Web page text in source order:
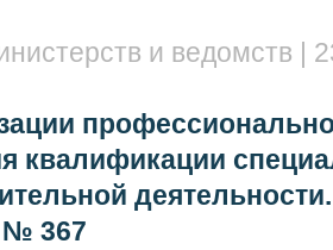
и ведомств |
квалификации
№ 367